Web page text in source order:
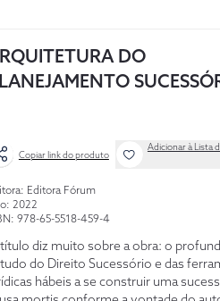
DO
Copiar link do produto
Adicionar à Lista
Editora Fórum
2022
978-65-5518-459-4
diz muito sobre a obra: o
do Direito Sucessório e das
hábeis a se construir uma